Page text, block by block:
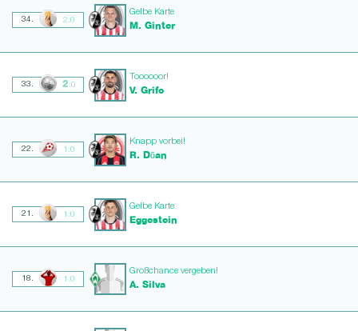
34. 2:0
Gelbe Karte
M. Ginter
33. 2 :0
Toooooor!
V. Grifo
22. 1:0
Knapp vorbei!
R. Dōan
21. 1:0
Gelbe Karte
Eggestein
18. 1:0
Großchance vergeben!
A. Silva